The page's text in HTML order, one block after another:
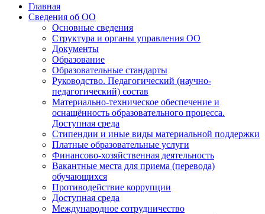
Главная
Сведения об ОО
Основные сведения
Структура и органы управления ОО
Документы
Образование
Образовательные стандарты
Руководство. Педагогический (научно-
педагогический) состав
Материально-техническое обеспечение и
оснащённость образовательного процесса.
Доступная среда
Стипендии и иные виды материальной поддержки
Платные образовательные услуги
Финансово-хозяйственная деятельность
Вакантные места для приема (перевода)
обучающихся
Противодействие коррупции
Доступная среда
Международное сотрудничество